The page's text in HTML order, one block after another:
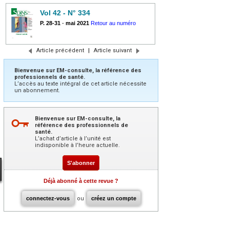
Vol 42 - N° 334
P. 28-31 - mai 2021 Retour au numéro
Article précédent | Article suivant
Bienvenue sur EM-consulte, la référence des
professionnels de santé.
L’accès au texte intégral de cet article nécessite
un abonnement.
Bienvenue sur EM-consulte, la
référence des professionnels de
santé.
L’achat d’article à l’unité est
indisponible à l’heure actuelle.
S'abonner
Déjà abonné à cette revue ?
connectez-vous ou créez un compte